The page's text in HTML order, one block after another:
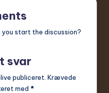
you start the discussion?
svar
publiceret. Krævede
med *